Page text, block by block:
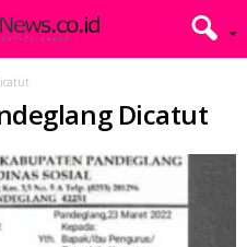
Dicatut